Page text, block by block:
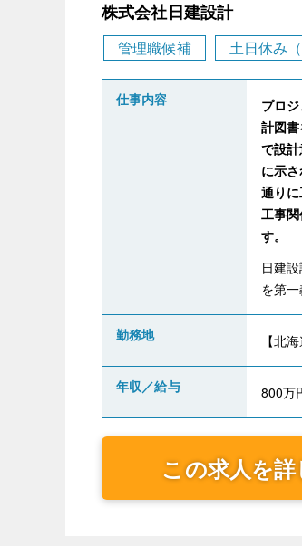
株式会社日建設計
管理職候補 土日休み
仕事内容
プロ
計図
で設
に示
通り
工事
す。
日建
を第
勤務地 【北
年収／給与 800万
この求人を